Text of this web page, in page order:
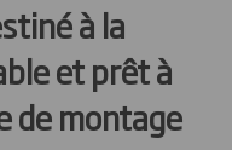
à la
et prêt à
de montage